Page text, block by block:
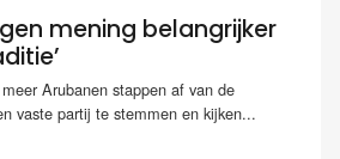
mening belangrijker
Arubanen stappen af van de
vaste partij te stemmen en kijken...